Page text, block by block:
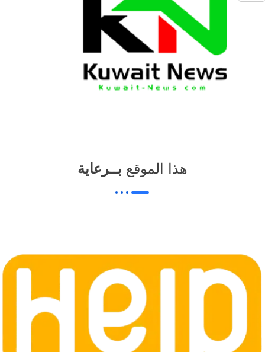
NE
News Elementor
هذا الموقع بــرعاية